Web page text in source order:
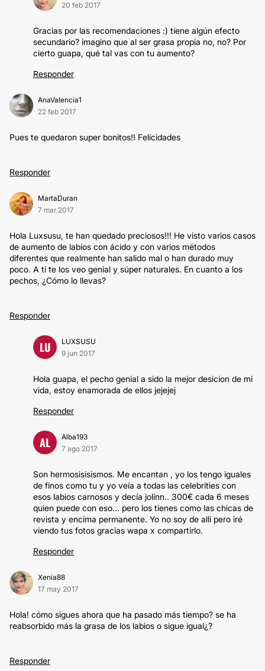
20 feb 2017
Gracias por las recomendaciones :) tiene algún efecto
secundario? imagino que al ser grasa propia no, no? Por
cierto guapa, qué tal vas con tu aumento?
Responder
AnaValencia1
22 feb 2017
Pues te quedaron super bonitos!! Felicidades
Responder
MartaDuran
7 mar 2017
Hola Luxsusu, te han quedado preciosos!!! He visto varios casos
de aumento de labios con ácido y con varios métodos
diferentes que realmente han salido mal o han durado muy
poco. A ti te los veo genial y súper naturales. En cuanto a los
pechos, ¿Cómo lo llevas?
Responder
LU
LUXSUSU
9 jun 2017
Hola guapa, el pecho genial a sido la mejor desicion de mi
vida, estoy enamorada de ellos jejejej
Responder
AL
Alba193
7 ago 2017
Son hermosisisismos. Me encantan , yo los tengo iguales
de finos como tu y yo veía a todas las celebrities con
esos labios carnosos y decía jolinn.. 300€ cada 6 meses
quien puede con eso... pero los tienes como las chicas de
revista y encima permanente. Yo no soy de alli pero iré
viendo tus fotos gracias wapa x compartirlo.
Responder
Xenia88
17 may 2017
Hola! cómo sigues ahora que ha pasado más tiempo? se ha
reabsorbido más la grasa de los labios o sigue igual¿?
Responder